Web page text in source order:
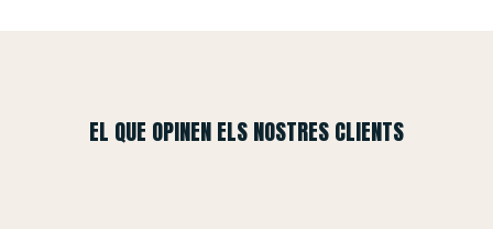
EL QUE OPINEN ELS NOSTRES CLIENTS